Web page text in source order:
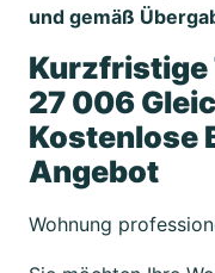
und gemäß
Kurzfristige
27 006
Kostenlose
Angebot
Wohnung